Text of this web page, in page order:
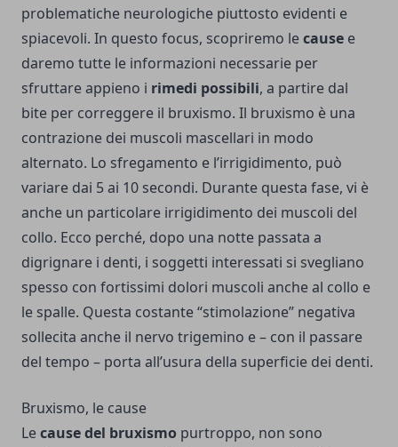
problematiche neurologiche piuttosto evidenti e
spiacevoli. In questo focus, scopriremo lecause e
daremo tutte le informazioni necessarie per
sfruttare appieno i rimedi possibili, a partire dal
bite per correggere il bruxismo. Il bruxismo è una
contrazione dei muscoli mascellari in modo
alternato. Lo sfregamento e l’irrigidimento, può
variare dai 5 ai 10 secondi. Durante questa fase, vi è
anche un particolare irrigidimento dei muscoli del
collo. Ecco perché, dopo una notte passata a
digrignare i denti, i soggetti interessati si svegliano
spesso con fortissimi dolori muscoli anche al collo e
le spalle. Questa costante “stimolazione” negativa
sollecita anche il nervo trigemino e – con il passare
del tempo – porta all’usura della superficie dei denti.
Bruxismo, le cause
Lecause del bruxismo purtroppo, non sono